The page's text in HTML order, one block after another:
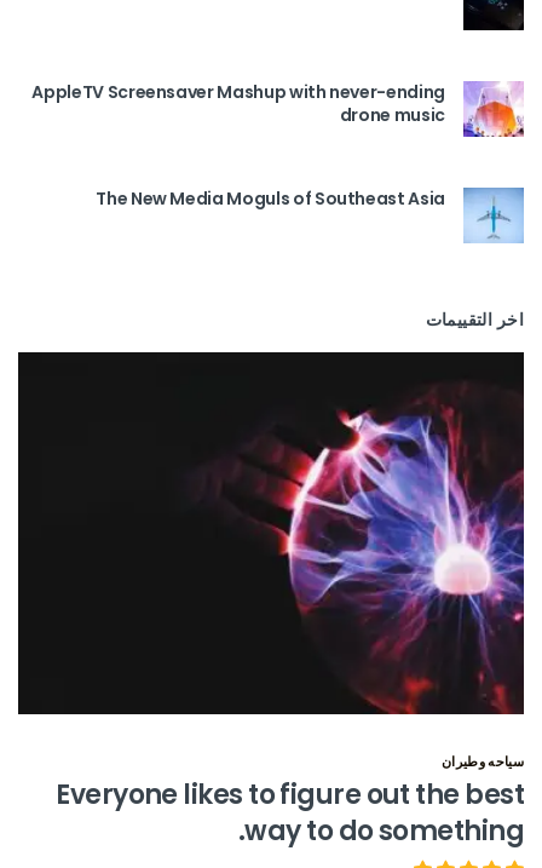
AppleTV Screensaver Mashup with never-ending
drone music
The New Media Moguls of Southeast Asia
اخر التقييمات
سياحه وطيران
Everyone likes to figure out the best
way to do something.